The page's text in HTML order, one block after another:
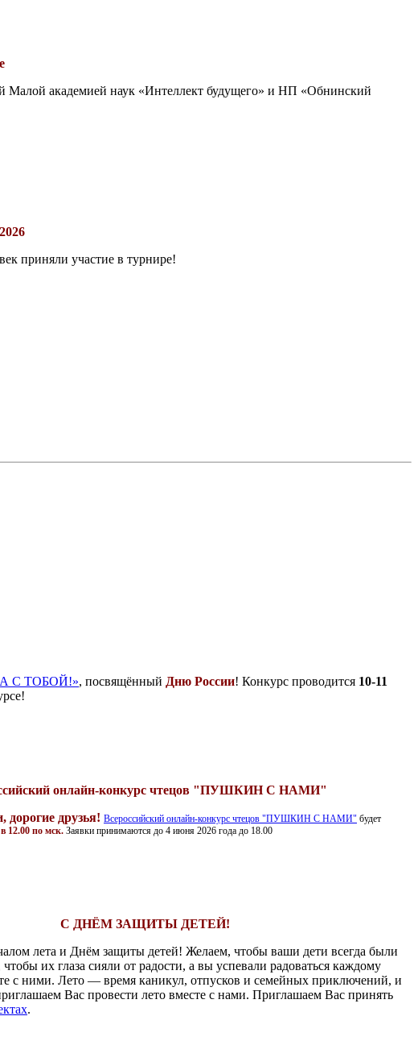
Малой академией наук «Интеллект будущего» и НП «Обнинский
приняли участие в турнире!
С ТОБОЙ!», посвящённый Дню России! Конкурс проводится 10-11
онлайн-конкурс чтецов "ПУШКИН С НАМИ"
дорогие друзья! Всероссийский онлайн-конкурс чтецов "ПУШКИН С НАМИ" будет
12.00 по мск. Заявки принимаются до 4 июня 2026 года до 18.00
С ДНЁМ ЗАЩИТЫ ДЕТЕЙ!
лета и Днём защиты детей! Желаем, чтобы ваши дети всегда были
их глаза сияли от радости, а вы успевали радоваться каждому
с ними. Лето — время каникул, отпусков и семейных приключений, и
Вас провести лето вместе с нами. Приглашаем Вас принять
.